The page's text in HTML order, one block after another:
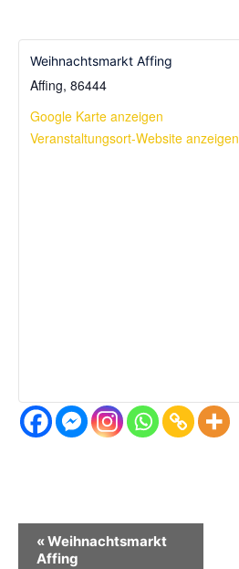
Weihnachtsmarkt Affing
Affing, 86444
Google Karte anzeigen
Veranstaltungsort-Website anzeigen
Veranstaltung-
Navigation
«Weihnachtsmarkt
Affing